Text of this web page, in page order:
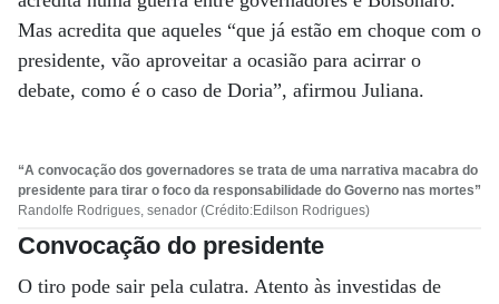
Mas acredita que aqueles “que já estão em choque com o
presidente, vão aproveitar a ocasião para acirrar o
debate, como é o caso de Doria”, afirmou Juliana.
“A convocação dos governadores se trata de uma narrativa macabra do
presidente para tirar o foco da responsabilidade do Governo nas mortes”
Randolfe Rodrigues, senador (Crédito:Edilson Rodrigues)
Convocação do presidente
O tiro pode sair pela culatra. Atento às investidas de